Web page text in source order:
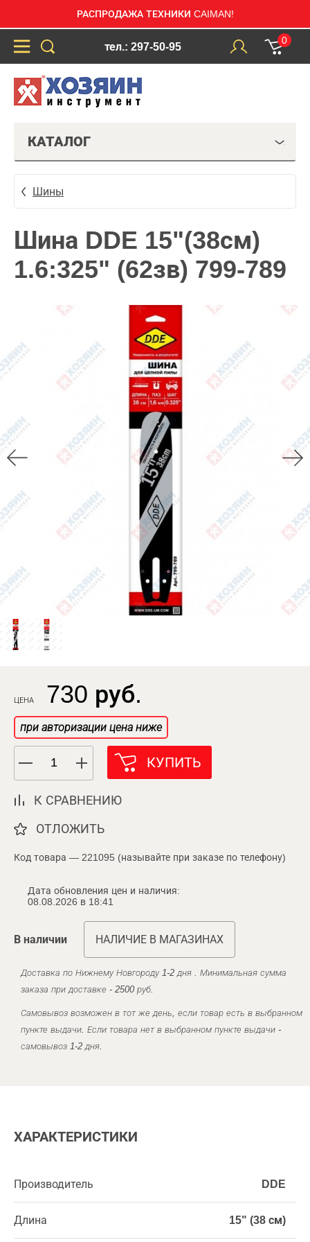
РАСПРОДАЖА ТЕХНИКИ CAIMAN!
тел.: 297-50-95
0
КАТАЛОГ
Шины
Шина DDE 15"(38см)
1.6:325" (62зв) 799-789
ЦЕНА 730 руб.
при авторизации цена ниже
КУПИТЬ
К СРАВНЕНИЮ
ОТЛОЖИТЬ
Код товара — 221095 (называйте при заказе по телефону)
Дата обновления цен и наличия:
08.08.2026 в 18:41
В наличии НАЛИЧИЕ В МАГАЗИНАХ
Доставка по Нижнему Новгороду 1-2 дня . Минимальная сумма
заказа при доставке - 2500 руб.
Самовывоз возможен в тот же день, если товар есть в выбранном
пункте выдачи. Если товара нет в выбранном пункте выдачи -
самовывоз 1-2 дня.
ХАРАКТЕРИСТИКИ
Производитель DDE
Длина 15" (38 см)